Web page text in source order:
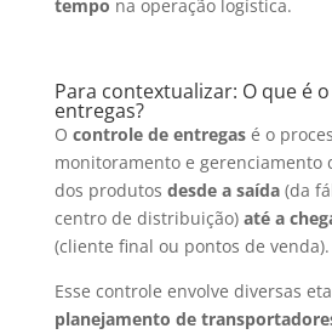
tempo na operação logística.
Para contextualizar: O que é
entregas?
O controle de entregasé o
monitoramento e gerenciamento
dos produtos desde a saída(da
centro de distribuição) até a
(cliente final ou pontos de venda).
Esse controle envolve diversas
planejamento de